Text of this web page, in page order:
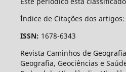
Índice de Citações dos artigos:
ISSN: 1678-6343
Revista Caminhos de
Geografia, Geociências e